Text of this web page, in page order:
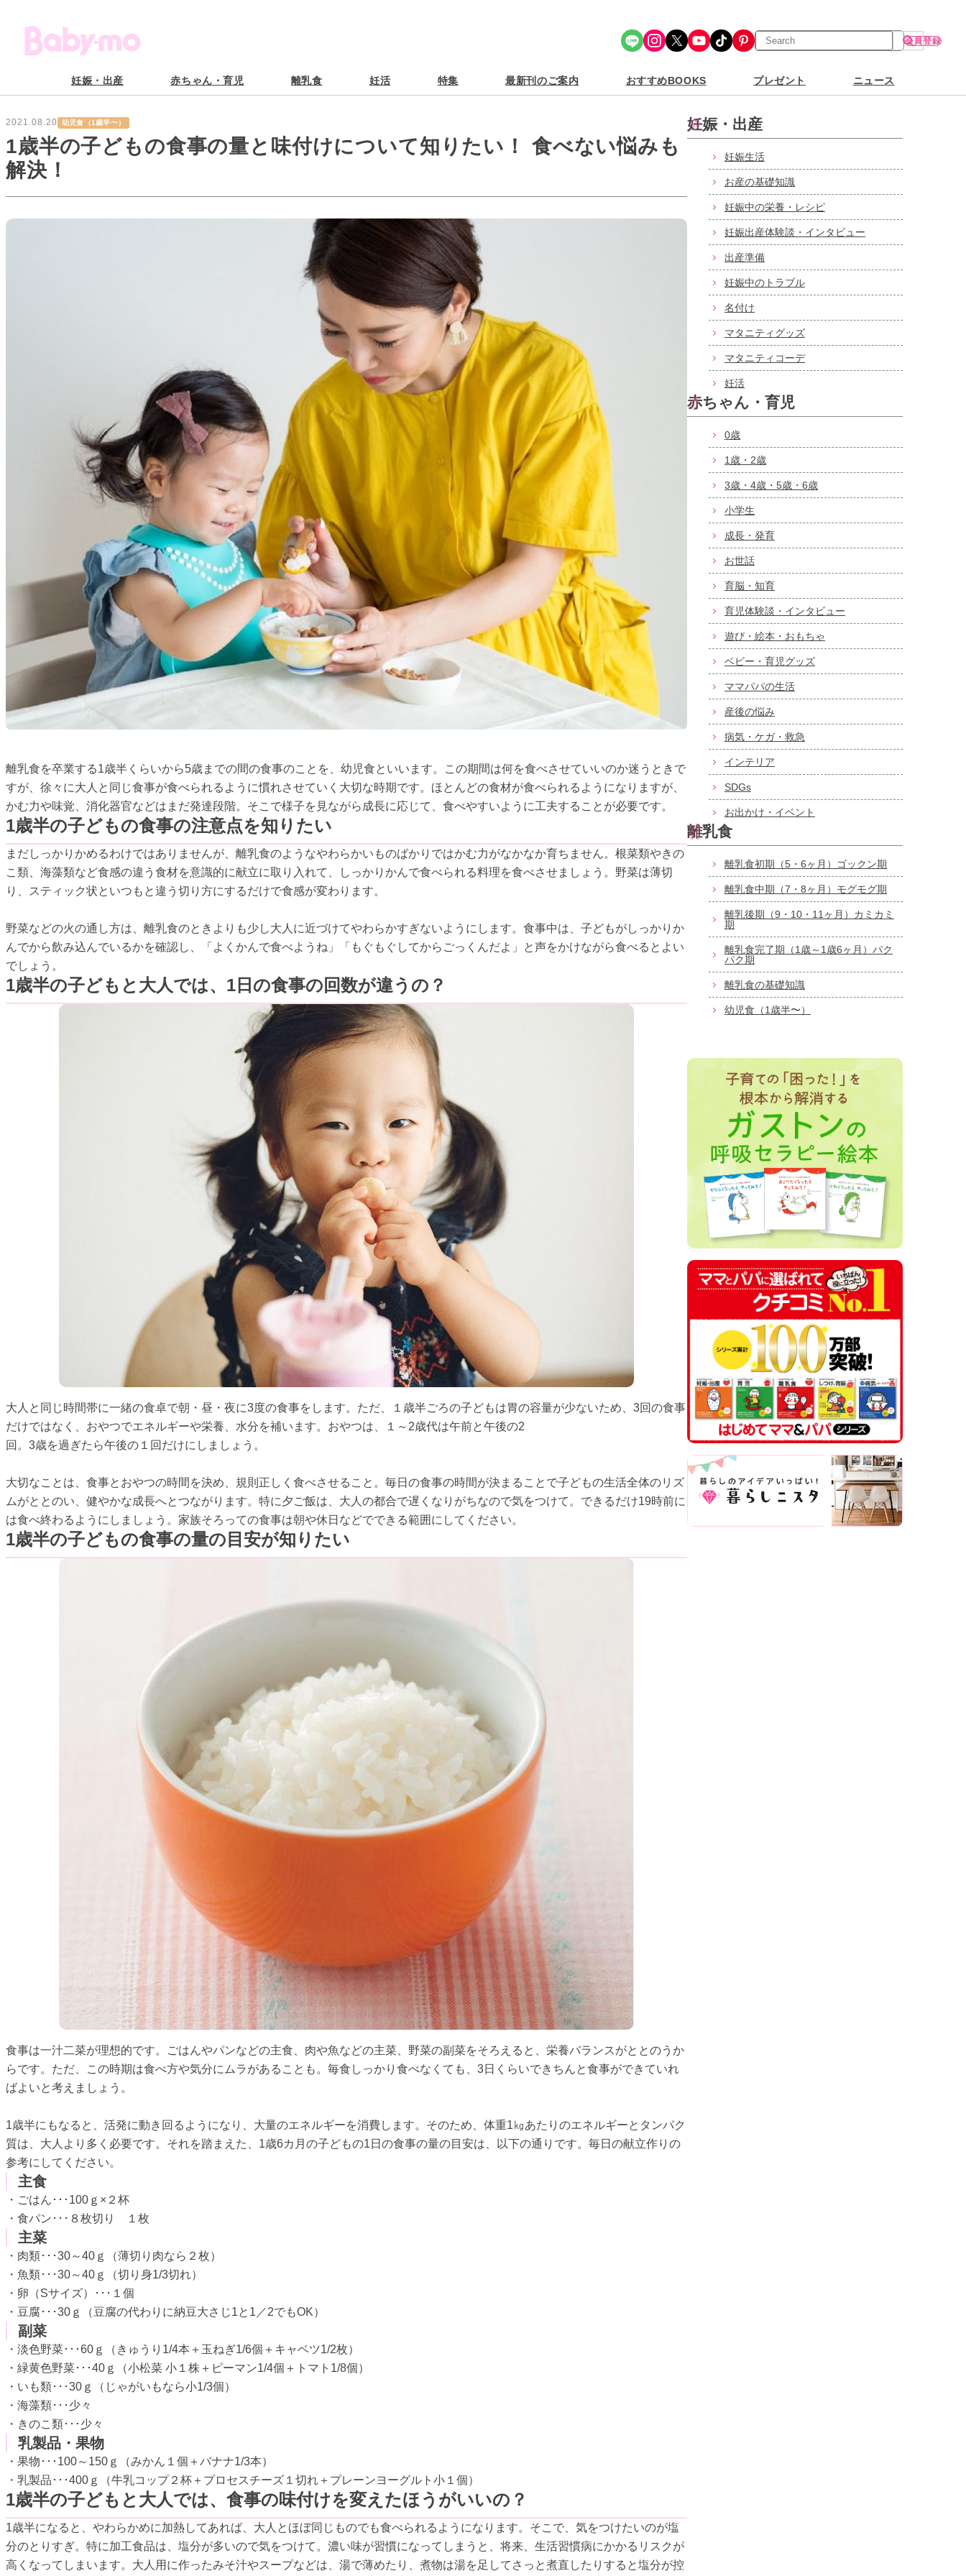
Share Icon Instagram X YouTube TikTok Pinterest
検
索
会員登録
妊娠・出産 赤ちゃん・育児 離乳食 妊活 特集 最新刊のご案内 おすすめBOOKS プレゼント ニュース
2021.08.20 幼児食（1歳半〜）
1歳半の子どもの食事の量と味付けについて知りたい！ 食べない悩みも
解決！
離乳食を卒業する1歳半くらいから5歳までの間の食事のことを、幼児食といいます。この期間は何を食べさせていいのか迷うときで
すが、徐々に大人と同じ食事が食べられるように慣れさせていく大切な時期です。ほとんどの食材が食べられるようになりますが、
かむ力や味覚、消化器官などはまだ発達段階。そこで様子を見ながら成長に応じて、食べやすいように工夫することが必要です。
1歳半の子どもの食事の注意点を知りたい
まだしっかりかめるわけではありませんが、離乳食のようなやわらかいものばかりではかむ力がなかなか育ちません。根菜類やきの
こ類、海藻類など食感の違う食材を意識的に献立に取り入れて、しっかりかんで食べられる料理を食べさせましょう。野菜は薄切
り、スティック状といつもと違う切り方にするだけで食感が変わります。
野菜などの火の通し方は、離乳食のときよりも少し大人に近づけてやわらかすぎないようにします。食事中は、子どもがしっかりか
んでから飲み込んでいるかを確認し、「よくかんで食べようね」「もぐもぐしてからごっくんだよ」と声をかけながら食べるとよい
でしょう。
1歳半の子どもと大人では、1日の食事の回数が違うの？
大人と同じ時間帯に一緒の食卓で朝・昼・夜に3度の食事をします。ただ、１歳半ごろの子どもは胃の容量が少ないため、3回の食事
だけではなく、おやつでエネルギーや栄養、水分を補います。おやつは、１～2歳代は午前と午後の2
回。3歳を過ぎたら午後の１回だけにしましょう。
大切なことは、食事とおやつの時間を決め、規則正しく食べさせること。毎日の食事の時間が決まることで子どもの生活全体のリズ
ムがととのい、健やかな成長へとつながります。特に夕ご飯は、大人の都合で遅くなりがちなので気をつけて。できるだけ19時前に
は食べ終わるようにしましょう。家族そろっての食事は朝や休日などでできる範囲にしてください。
1歳半の子どもの食事の量の目安が知りたい
食事は一汁二菜が理想的です。ごはんやパンなどの主食、肉や魚などの主菜、野菜の副菜をそろえると、栄養バランスがととのうか
らです。ただ、この時期は食べ方や気分にムラがあることも。毎食しっかり食べなくても、3日くらいできちんと食事ができていれ
ばよいと考えましょう。
1歳半にもなると、活発に動き回るようになり、大量のエネルギーを消費します。そのため、体重1㎏あたりのエネルギーとタンパク
質は、大人より多く必要です。それを踏まえた、1歳6カ月の子どもの1日の食事の量の目安は、以下の通りです。毎日の献立作りの
参考にしてください。
主食
・ごはん･･･100ｇ×２杯
・食パン･･･８枚切り １枚
主菜
・肉類･･･30～40ｇ（薄切り肉なら２枚）
・魚類･･･30～40ｇ（切り身1/3切れ）
・卵（Sサイズ）･･･１個
・豆腐･･･30ｇ（豆腐の代わりに納豆大さじ1と1／2でもOK）
副菜
・淡色野菜･･･60ｇ（きゅうり1/4本＋玉ねぎ1/6個＋キャベツ1/2枚）
・緑黄色野菜･･･40ｇ（小松菜 小１株＋ピーマン1/4個＋トマト1/8個）
・いも類･･･30ｇ（じゃがいもなら小1/3個）
・海藻類･･･少々
・きのこ類･･･少々
乳製品・果物
・果物･･･100～150ｇ（みかん１個＋バナナ1/3本）
・乳製品･･･400ｇ（牛乳コップ２杯＋プロセスチーズ１切れ＋プレーンヨーグルト小１個）
1歳半の子どもと大人では、食事の味付けを変えたほうがいいの？
1歳半になると、やわらかめに加熱してあれば、大人とほぼ同じものでも食べられるようになります。そこで、気をつけたいのが塩
分のとりすぎ。特に加工食品は、塩分が多いので気をつけて。濃い味が習慣になってしまうと、将来、生活習慣病にかかるリスクが
高くなってしまいます。大人用に作ったみそ汁やスープなどは、湯で薄めたり、煮物は湯を足してさっと煮直したりすると塩分が控
妊娠・出産
妊娠生活
お産の基礎知識
妊娠中の栄養・レシピ
妊娠出産体験談・インタビュー
出産準備
妊娠中のトラブル
名付け
マタニティグッズ
マタニティコーデ
妊活
赤ちゃん・育児
0歳
1歳・2歳
3歳・4歳・5歳・6歳
小学生
成長・発育
お世話
育脳・知育
育児体験談・インタビュー
遊び・絵本・おもちゃ
ベビー・育児グッズ
ママパパの生活
産後の悩み
病気・ケガ・救急
インテリア
SDGs
お出かけ・イベント
離乳食
離乳食初期（5・6ヶ月）ゴックン期
離乳食中期（7・8ヶ月）モグモグ期
離乳後期（9・10・11ヶ月）カミカミ
期
離乳食完了期（1歳～1歳6ヶ月）パク
パク期
離乳食の基礎知識
幼児食（1歳半〜）